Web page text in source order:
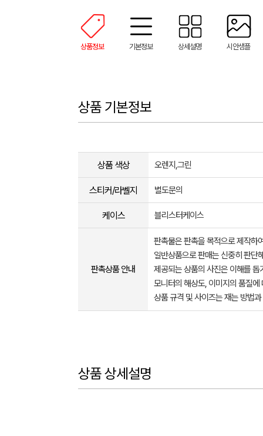
상품정보 기본정보 상세설명 시안샘플
상품 기본정보
상품 색상 오렌지,그린
스티커/라벨지 별도문의
케이스 블리스터케이스
판촉상품 안내
판촉물은 판촉을 목적으로 제작하
일반상품으로 판매는 신중히 판단
제공되는 상품의 사진은 이해를
모니터의 해상도, 이미지의 품질
상품 규격 및 사이즈는 재는 방법
상품 상세설명